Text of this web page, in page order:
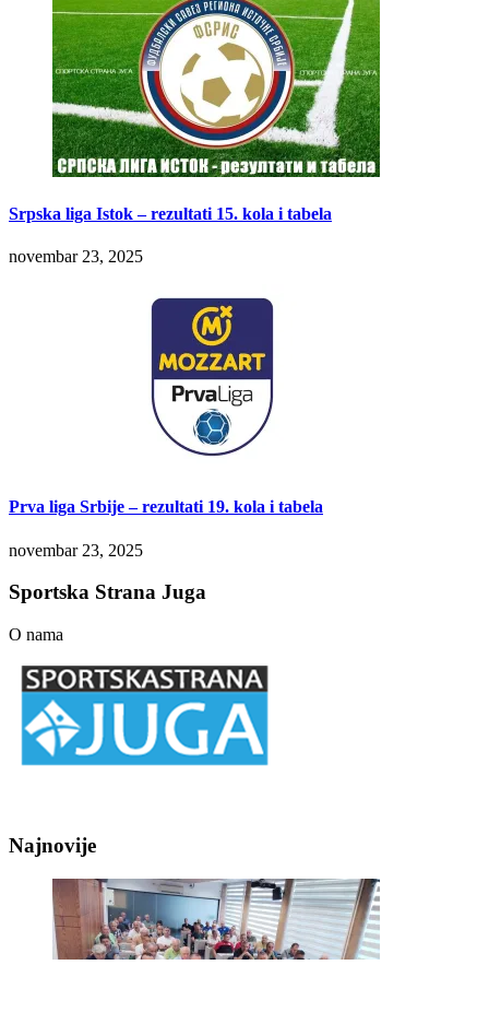
Srpska liga Istok – rezultati 15. kola i tabela
novembar 23, 2025
Prva liga Srbije – rezultati 19. kola i tabela
novembar 23, 2025
Sportska Strana Juga
O nama
Najnovije